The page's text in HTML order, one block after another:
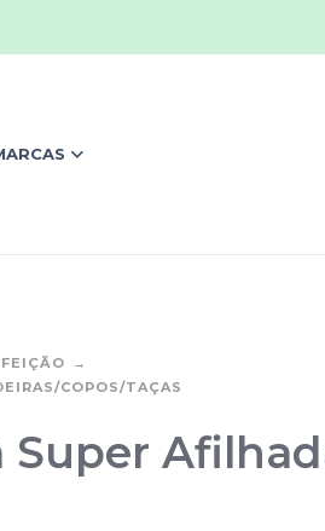
COPOS/TAÇAS
Super